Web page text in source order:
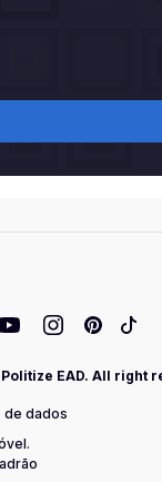
EAD. All right
de dados